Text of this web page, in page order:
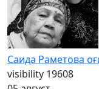
Саида Раметова
visibility 19608